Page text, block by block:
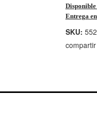
Disponible
Entrega
SKU: